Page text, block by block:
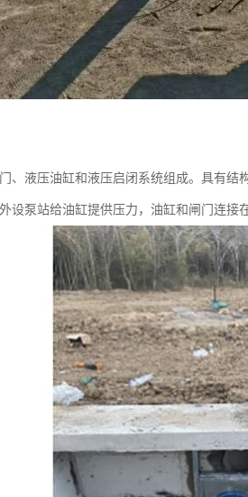
、液压油缸和液压启闭系统组成。具有
设泵站给油缸提供压力，油缸和闸门连接